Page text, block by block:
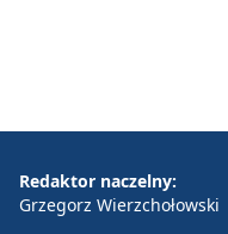
Redaktor naczelny:
Grzegorz Wierzchołowski